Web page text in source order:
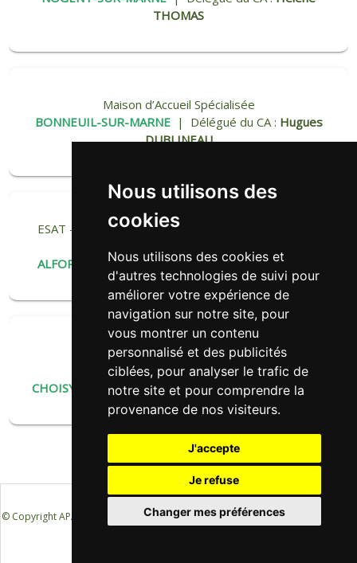
Nous utilisons des
cookies
Nous utilisons des cookies et
d'autres technologies de suivi pour
améliorer votre expérience de
navigation sur notre site, pour
vous montrer un contenu
personnalisé et des publicités
ciblées, pour analyser le trafic de
notre site et pour comprendre la
provenance de nos visiteurs.
J'accepte
Je refuse
Changer mes préférences
THOMAS
Maison d’Accueil Spécialisée
BONNEUIL-SUR-MARNE| Délégué du CA : Hugues
DUBLINEAU
ESAT – établissement spécialisé - Aide par le travail
ALFORTVILLE| Délégué du CA :Arnaud MATEVET
EA Entreprise adaptée
ALTER EGO
CHOISY-LE-ROI| Délégué du CA :Arnaud MATEVET
© Copyright APAJH - Mentions légales-Conditions générales de vente